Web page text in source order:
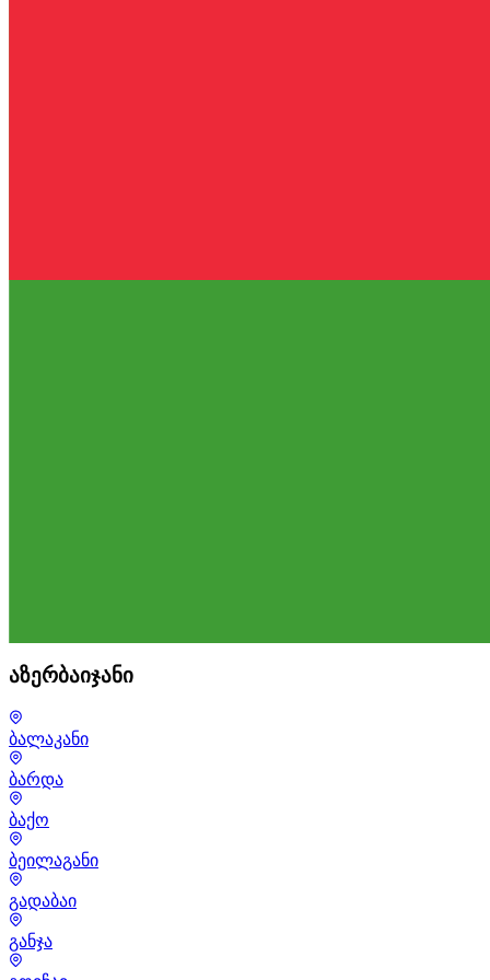
აზერბაიჯანი
ბალაკანი
ბარდა
ბაქო
ბეილაგანი
გადაბაი
განჯა